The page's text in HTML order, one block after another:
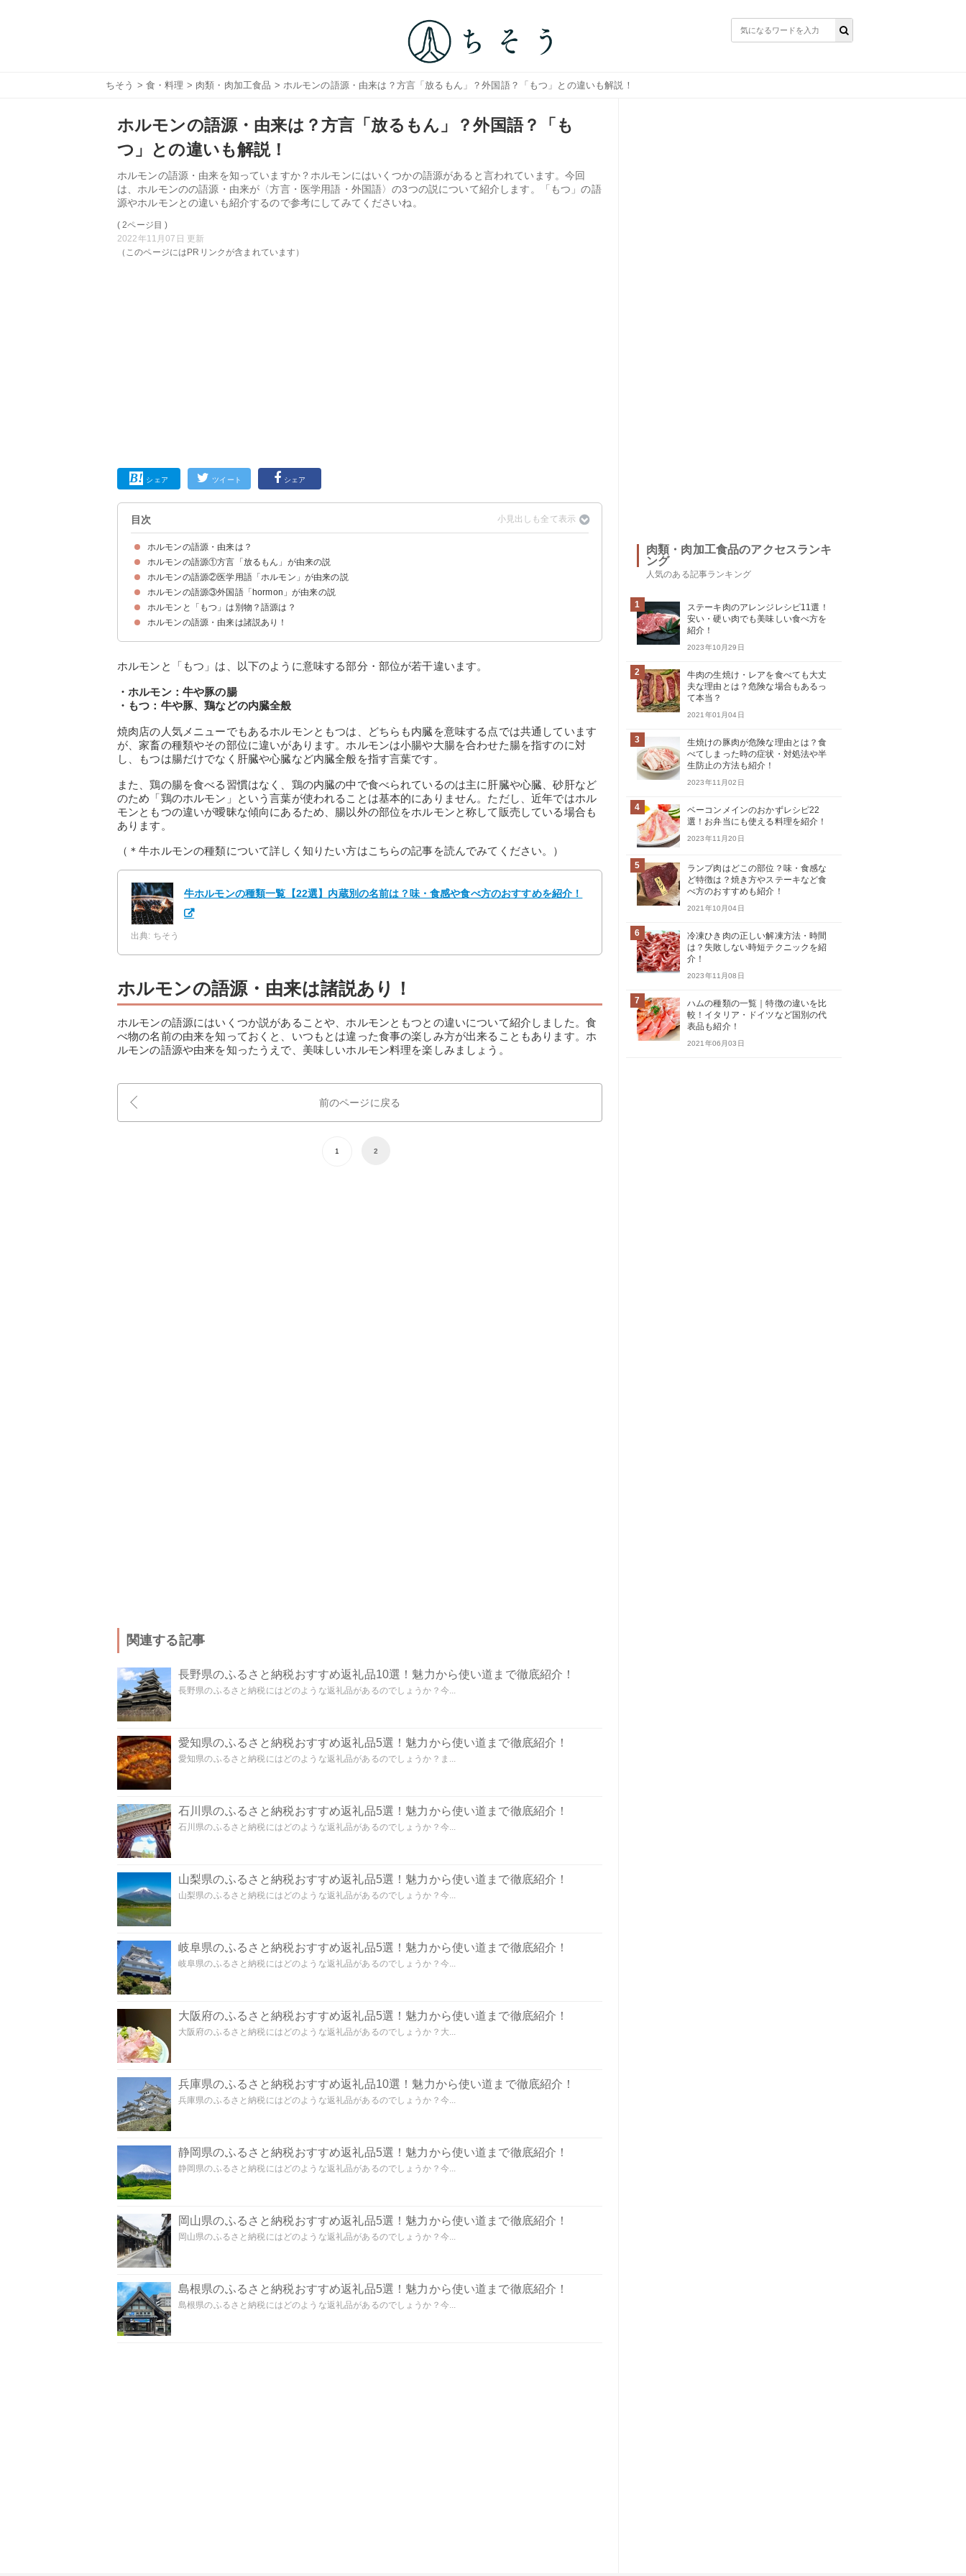
ちそう > 食・料理 > 肉類・肉加工食品 > ホルモンの語源・由来は？方言「放るもん」？外国語？「もつ」との違いも解説！
ホルモンの語源・由来は？方言「放るもん」？外国語？「も
つ」との違いも解説！
ホルモンの語源・由来を知っていますか？ホルモンにはいくつかの語源があると言われています。今回
は、ホルモンのの語源・由来が〈方言・医学用語・外国語〉の3つの説について紹介します。「もつ」の語
源やホルモンとの違いも紹介するので参考にしてみてくださいね。
( 2ページ目 )
2022年11月07日 更新
（このページにはPRリンクが含まれています）
シェア ツイート シェア
目次
ホルモンの語源・由来は？
ホルモンの語源・由来は諸説ある
ホルモンの語源①方言「放るもん」が由来の説
ホルモンの語源②医学用語「ホルモン」が由来の説
ホルモンの語源③外国語「hormon」が由来の説
ホルモンと「もつ」は別物？語源は？
もつの語源は「臓物（ぞうもつ）」
ホルモンと「もつ」は意味する部分・部位が若干違う
ホルモンの語源・由来は諸説あり！
ホルモンと「もつ」は、以下のように意味する部分・部位が若干違います。
・ホルモン：牛や豚の腸
・もつ：牛や豚、鶏などの内臓全般
焼肉店の人気メニューでもあるホルモンともつは、どちらも内臓を意味する点では共通しています
が、家畜の種類やその部位に違いがあります。ホルモンは小腸や大腸を合わせた腸を指すのに対
し、もつは腸だけでなく肝臓や心臓など内臓全般を指す言葉です。
また、鶏の腸を食べる習慣はなく、鶏の内臓の中で食べられているのは主に肝臓や心臓、砂肝など
のため「鶏のホルモン」という言葉が使われることは基本的にありません。ただし、近年ではホル
モンともつの違いが曖昧な傾向にあるため、腸以外の部位をホルモンと称して販売している場合も
あります。
（＊牛ホルモンの種類について詳しく知りたい方はこちらの記事を読んでみてください。）
牛ホルモンの種類一覧【22選】内蔵別の名前は？味・食感や食べ方のおすすめを紹介！
出典: ちそう
ホルモンの語源・由来は諸説あり！
ホルモンの語源にはいくつか説があることや、ホルモンともつとの違いについて紹介しました。食
べ物の名前の由来を知っておくと、いつもとは違った食事の楽しみ方が出来ることもあります。ホ
ルモンの語源や由来を知ったうえで、美味しいホルモン料理を楽しみましょう。
前のページに戻る
1 2
関連する記事
長野県のふるさと納税おすすめ返礼品10選！魅力から使い道まで徹底紹介！
長野県のふるさと納税にはどのような返礼品があるのでしょうか？今...
愛知県のふるさと納税おすすめ返礼品5選！魅力から使い道まで徹底紹介！
愛知県のふるさと納税にはどのような返礼品があるのでしょうか？ま...
石川県のふるさと納税おすすめ返礼品5選！魅力から使い道まで徹底紹介！
石川県のふるさと納税にはどのような返礼品があるのでしょうか？今...
山梨県のふるさと納税おすすめ返礼品5選！魅力から使い道まで徹底紹介！
山梨県のふるさと納税にはどのような返礼品があるのでしょうか？今...
岐阜県のふるさと納税おすすめ返礼品5選！魅力から使い道まで徹底紹介！
岐阜県のふるさと納税にはどのような返礼品があるのでしょうか？今...
大阪府のふるさと納税おすすめ返礼品5選！魅力から使い道まで徹底紹介！
大阪府のふるさと納税にはどのような返礼品があるのでしょうか？大...
兵庫県のふるさと納税おすすめ返礼品10選！魅力から使い道まで徹底紹介！
兵庫県のふるさと納税にはどのような返礼品があるのでしょうか？今...
静岡県のふるさと納税おすすめ返礼品5選！魅力から使い道まで徹底紹介！
静岡県のふるさと納税にはどのような返礼品があるのでしょうか？今...
岡山県のふるさと納税おすすめ返礼品5選！魅力から使い道まで徹底紹介！
岡山県のふるさと納税にはどのような返礼品があるのでしょうか？今...
島根県のふるさと納税おすすめ返礼品5選！魅力から使い道まで徹底紹介！
島根県のふるさと納税にはどのような返礼品があるのでしょうか？今...
肉類・肉加工食品のアクセスランキ
ング
人気のある記事ランキング
1
ステーキ肉のアレンジレシピ11選！
安い・硬い肉でも美味しい食べ方を
紹介！
2023年10月29日
2
牛肉の生焼け・レアを食べても大丈
夫な理由とは？危険な場合もあるっ
て本当？
2021年01月04日
3
生焼けの豚肉が危険な理由とは？食
べてしまった時の症状・対処法や半
生防止の方法も紹介！
2023年11月02日
4
ベーコンメインのおかずレシピ22
選！お弁当にも使える料理を紹介！
2023年11月20日
5
ランプ肉はどこの部位？味・食感な
ど特徴は？焼き方やステーキなど食
べ方のおすすめも紹介！
2021年10月04日
6
冷凍ひき肉の正しい解凍方法・時間
は？失敗しない時短テクニックを紹
介！
2023年11月08日
7
ハムの種類の一覧｜特徴の違いを比
較！イタリア・ドイツなど国別の代
表品も紹介！
2021年06月03日